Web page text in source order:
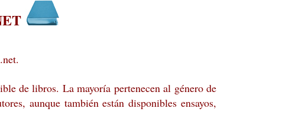
de libros. La mayoría pertenecen al género de
aunque también están disponibles ensayos,